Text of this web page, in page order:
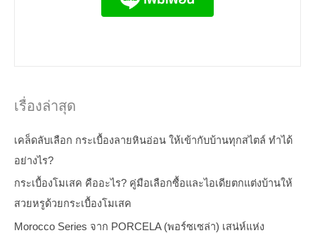
เรื่องล่าสุด
เคล็ดลับเลือก กระเบื้องลายหินอ่อน ให้เข้ากับบ้านทุกสไตล์ ทำได้
อย่างไร?
กระเบื้องโมเสค คืออะไร? คู่มือเลือกซื้อและไอเดียตกแต่งบ้านให้
สวยหรูด้วยกระเบื้องโมเสค
Morocco Series จาก PORCELA (พอร์ซเซล่า) เสน่ห์แห่ง